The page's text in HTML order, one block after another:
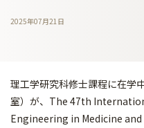
2025年07月21日
理工学研究科修士課程に在学
室）が、The 47th
Engineering in Medicine